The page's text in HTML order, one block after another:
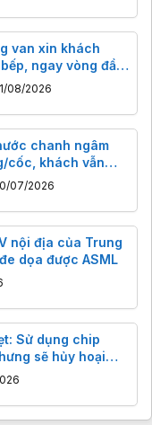
van xin khách
ngay vòng đầu
bất ngờ
08/2026
chanh ngâm
cốc, khách vẫn
07/2026
nội địa của Trung
dọa được ASML
Sử dụng chip
sẽ hủy hoại